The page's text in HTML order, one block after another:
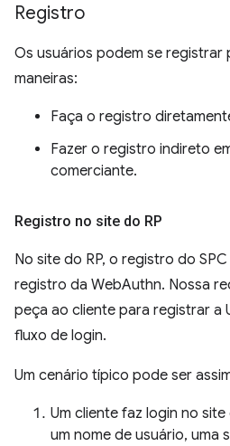
Registro
Os usuários podem se registrar
maneiras:
Faça o registro
Fazer o registro indireto
comerciante.
Registro no site do RP
No site do RP, o registro do
registro da WebAuthn. Nossa
peça ao cliente para registrar a
fluxo de login.
Um cenário típico pode ser
Um cliente faz login no
um nome de usuário, uma